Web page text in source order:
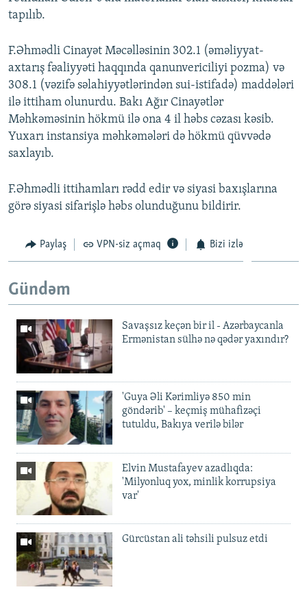
tapılıb.
F.Əhmədli Cinayət Məcəlləsinin 302.1 (əməliyyat-
axtarış fəaliyyəti haqqında qanunvericiliyi pozma) və
308.1 (vəzifə səlahiyyətlərindən sui-istifadə) maddələri
ilə ittiham olunurdu. Bakı Ağır Cinayətlər
Məhkəməsinin hökmü ilə ona 4 il həbs cəzası kəsib.
Yuxarı instansiya məhkəmələri də hökmü qüvvədə
saxlayıb.
F.Əhmədli ittihamları rədd edir və siyasi baxışlarına
görə siyasi sifarişlə həbs olunduğunu bildirir.
Paylaş VPN-siz açmaq Bizi izlə
Gündəm
Savaşsız keçən bir il - Azərbaycanla
Ermənistan sülhə nə qədər yaxındır?
'Guya Əli Kərimliyə 850 min
göndərib' – keçmiş mühafizəçi
tutuldu, Bakıya verilə bilər
Elvin Mustafayev azadlıqda:
'Milyonluq yox, minlik korrupsiya
var'
Gürcüstan ali təhsili pulsuz etdi